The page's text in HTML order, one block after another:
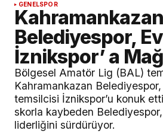
GENELSPOR
Kahramankazan
Belediyespor,
İznikspor’ a
Bölgesel Amatör Lig (BAL)
Kahramankazan
temsilcisi İznikspor’u konuk
skorla kaybeden
liderliğini sürdürüyor.